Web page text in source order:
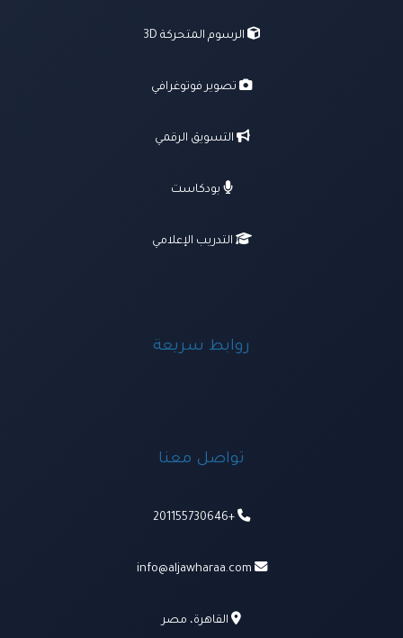
الرسوم المتحركة 3D
تصوير فوتوغرافي
التسويق الرقمي
بودكاست
التدريب الإعلامي
روابط سريعة
تواصل معنا
+201155730646
info@aljawharaa.com
القاهرة، مصر